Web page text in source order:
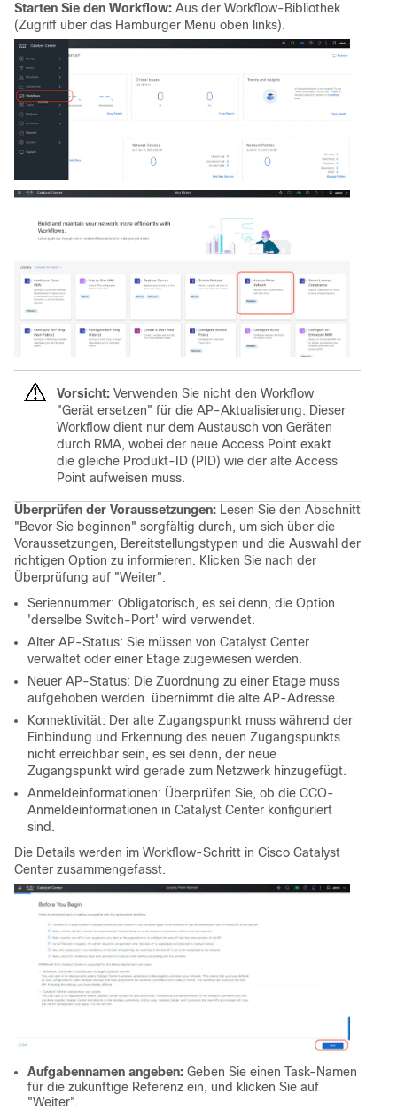
Starten Sie den Workflow: Aus der Workflow-Bibliothek
(Zugriff über das Hamburger Menü oben links).
Vorsicht: Verwenden Sie nicht den Workflow
"Gerät ersetzen" für die AP-Aktualisierung. Dieser
Workflow dient nur dem Austausch von Geräten
durch RMA, wobei der neue Access Point exakt
die gleiche Produkt-ID (PID) wie der alte Access
Point aufweisen muss.
Überprüfen der Voraussetzungen: Lesen Sie den Abschnitt
"Bevor Sie beginnen" sorgfältig durch, um sich über die
Voraussetzungen, Bereitstellungstypen und die Auswahl der
richtigen Option zu informieren. Klicken Sie nach der
Überprüfung auf "Weiter".
Seriennummer: Obligatorisch, es sei denn, die Option
'derselbe Switch-Port' wird verwendet.
Alter AP-Status: Sie müssen von Catalyst Center
verwaltet oder einer Etage zugewiesen werden.
Neuer AP-Status: Die Zuordnung zu einer Etage muss
aufgehoben werden. übernimmt die alte AP-Adresse.
Konnektivität: Der alte Zugangspunkt muss während der
Einbindung und Erkennung des neuen Zugangspunkts
nicht erreichbar sein, es sei denn, der neue
Zugangspunkt wird gerade zum Netzwerk hinzugefügt.
Anmeldeinformationen: Überprüfen Sie, ob die CCO-
Anmeldeinformationen in Catalyst Center konfiguriert
sind.
Die Details werden im Workflow-Schritt in Cisco Catalyst
Center zusammengefasst.
Aufgabennamen angeben: Geben Sie einen Task-Namen
für die zukünftige Referenz ein, und klicken Sie auf
"Weiter".